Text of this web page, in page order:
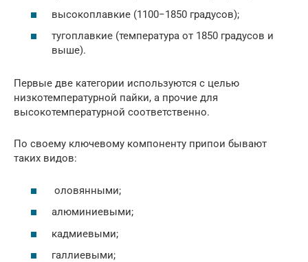
высокоплавкие (1100−1850 градусов);
тугоплавкие (температура от 1850 градусов и
выше).
Первые две категории используются с целью
низкотемпературной пайки, а прочие для
высокотемпературной соответственно.
По своему ключевому компоненту припои бывают
таких видов:
оловянными;
алюминиевыми;
кадмиевыми;
галлиевыми;